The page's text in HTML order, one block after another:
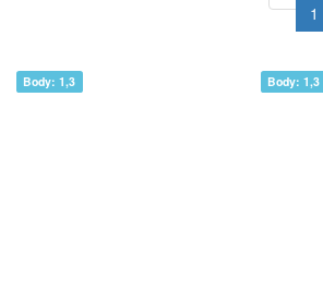
1
Body: 1,3 Body: 1,3